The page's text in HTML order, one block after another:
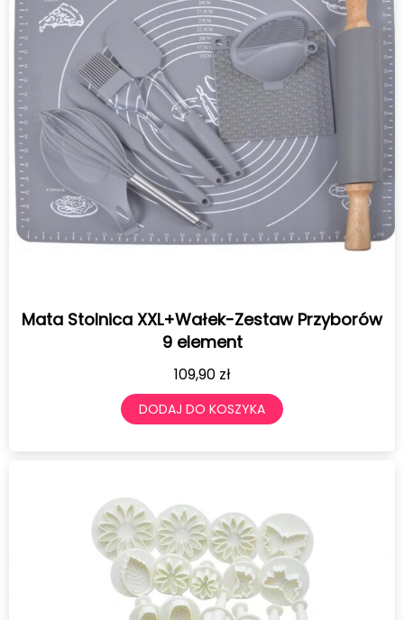
Mata Stolnica XXL+Wałek-Zestaw Przyborów
9 element
109,90 zł
DODAJ DO KOSZYKA